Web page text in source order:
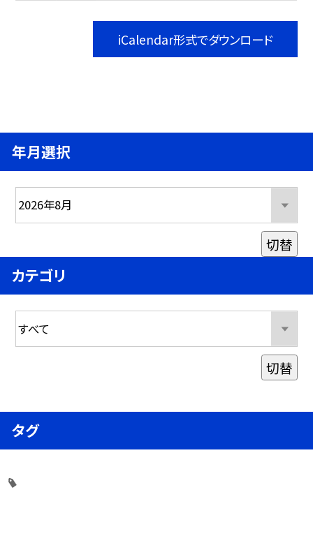
iCalendar形式でダウンロード
年月選択
切替
カテゴリ
切替
タグ